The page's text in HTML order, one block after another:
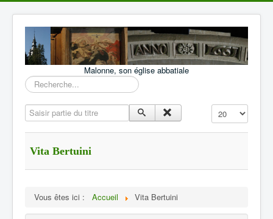
Malonne, son église abbatiale
Rechercher
Saisir partie du titre Affichage #
Vita Bertuini
Vous êtes ici : Accueil Vita Bertuini